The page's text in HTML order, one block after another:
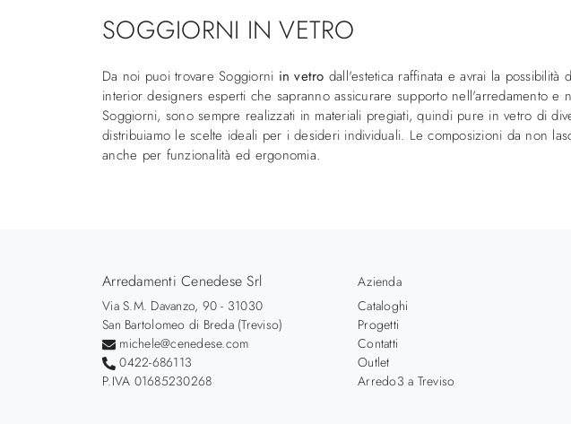
SOGGIORNI IN VETRO
Da noi puoi trovare Soggiorni in vetro dall'estetica raffinata e avrai la
interior designers esperti che sapranno assicurare supporto nell'arredamento
Soggiorni, sono sempre realizzati in materiali pregiati, quindi pure in vetro di
distribuiamo le scelte ideali per i desideri individuali. Le composizioni da non
anche per funzionalità ed ergonomia.
Arredamenti Cenedese Srl
Via S.M. Davanzo, 90 - 31030
San Bartolomeo di Breda (Treviso)
michele@cenedese.com
0422-686113
P.IVA 01685230268
Azienda
Cataloghi
Progetti
Contatti
Outlet
Arredo3 a Treviso